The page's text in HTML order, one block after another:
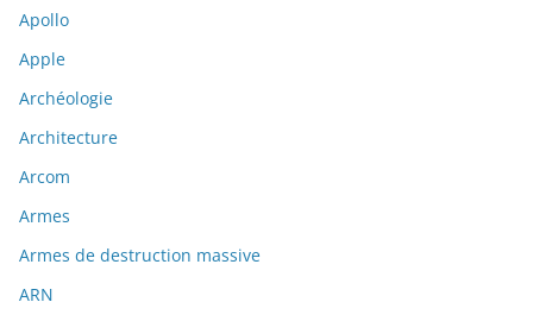
Apollo
Apple
Archéologie
Architecture
Arcom
Armes
Armes de destruction massive
ARN